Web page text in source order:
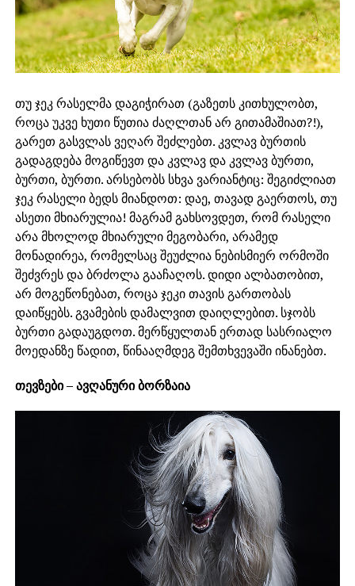
თუ ჯეკ რასელმა დაგიჭირათ (გაზეთს კითხულობთ,
როცა უკვე ხუთი წუთია ძაღლთან არ გითამაშიათ?!),
გარეთ გასვლას ვეღარ შეძლებთ. კვლავ ბურთის
გადაგდება მოგიწევთ და კვლავ და კვლავ ბურთი,
ბურთი, ბურთი. არსებობს სხვა ვარიანტიც: შეგიძლიათ
ჯეკ რასელი ბედს მიანდოთ: დაე, თავად გაერთოს, თუ
ასეთი მხიარულია! მაგრამ გახსოვდეთ, რომ რასელი
არა მხოლოდ მხიარული მეგობარი, არამედ
მონადირეა, რომელსაც შეუძლია ნებისმიერ ორმოში
შეძვრეს და ბრძოლა გააჩაღოს. დიდი ალბათობით,
არ მოგეწონებათ, როცა ჯეკი თავის გართობას
დაიწყებს. გვამების დამალვით დაიღლებით. სჯობს
ბურთი გადაუგდოთ. მერწყულთან ერთად სასრიალო
მოედანზე წადით, წინააღმდეგ შემთხვევაში ინანებთ.
თევზები – ავღანური ბორზაია